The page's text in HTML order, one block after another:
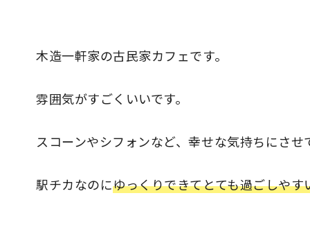
木造一軒家の古民家カフェです。
雰囲気がすごくいいです。
スコーンやシフォンなど、幸せな気持ちにさ
駅チカなのにゆっくりできてとても過ごしやす